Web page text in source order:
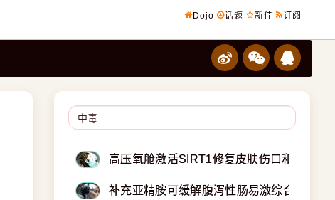
Dojo 话题 新佳 订阅
高压氧舱激活SIRT1修复皮肤伤口和神经损
补充亚精胺可缓解腹泻性肠易激综合征